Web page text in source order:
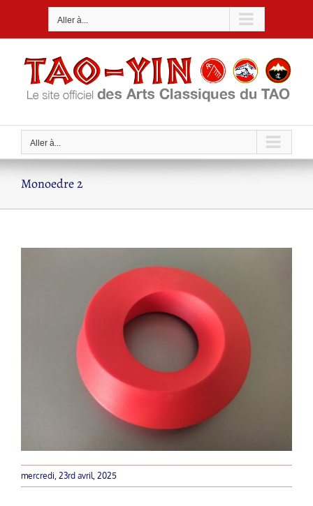
Aller à...
Aller à...
Monoedre 2
mercredi, 23rd avril, 2025